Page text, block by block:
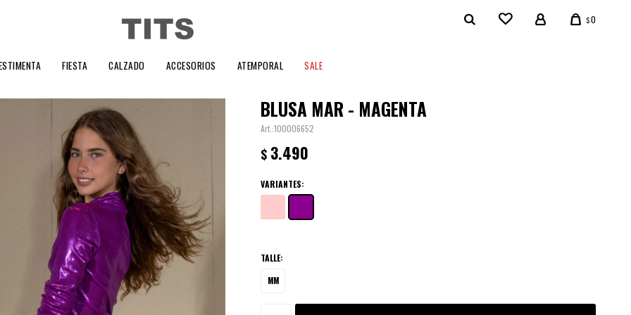
FIESTA CALZADO ACCESORIOS ATEMPORAL SALE
$0
BLUSA MAR - MAGENTA
100006652
$ 3.490
VARIANTES:
TALLE:
MM